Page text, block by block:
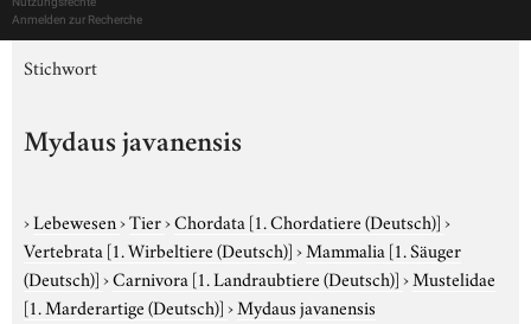
Anmelden zur Recherche
Stichwort
Mydaus javanensis
›Lebewesen›Tier›Chordata [1. Chordatiere (Deutsch)]›
Vertebrata [1. Wirbeltiere (Deutsch)]›Mammalia [1. Säuger
(Deutsch)]›Carnivora [1. Landraubtiere (Deutsch)]›Mustelidae
[1. Marderartige (Deutsch)]›Mydaus javanensis